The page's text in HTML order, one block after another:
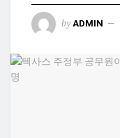
by ADMIN